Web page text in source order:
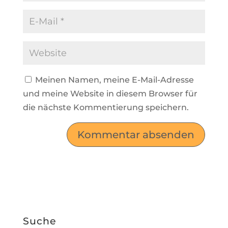
Meinen Namen, meine E-Mail-Adresse
und meine Website in diesem Browser für
die nächste Kommentierung speichern.
Suche